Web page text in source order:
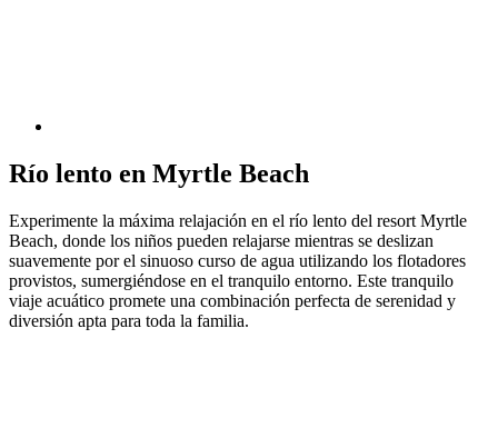
Río lento en Myrtle Beach
Experimente la máxima relajación en el río lento del resort Myrtle
Beach, donde los niños pueden relajarse mientras se deslizan
suavemente por el sinuoso curso de agua utilizando los flotadores
provistos, sumergiéndose en el tranquilo entorno. Este tranquilo
viaje acuático promete una combinación perfecta de serenidad y
diversión apta para toda la familia.